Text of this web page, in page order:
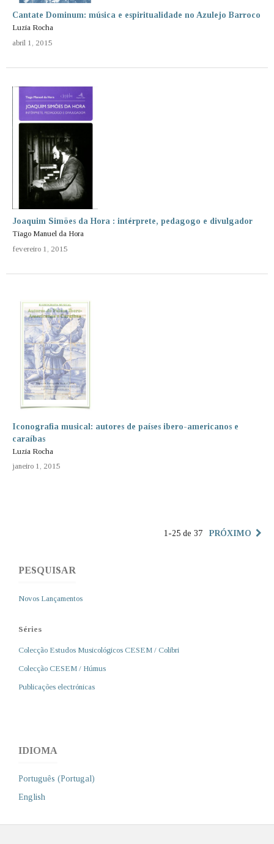
Cantate Dominum: música e espiritualidade no Azulejo Barroco
Luzia Rocha
abril 1, 2015
Joaquim Simões da Hora : intérprete, pedagogo e divulgador
Tiago Manuel da Hora
fevereiro 1, 2015
Iconografia musical: autores de países ibero-americanos e
caraíbas
Luzia Rocha
janeiro 1, 2015
1-25 de 37 PRÓXIMO
PESQUISAR
Novos Lançamentos
Séries
Colecção Estudos Musicológicos CESEM / Colibri
Colecção CESEM / Húmus
Publicações electrónicas
IDIOMA
Português (Portugal)
English